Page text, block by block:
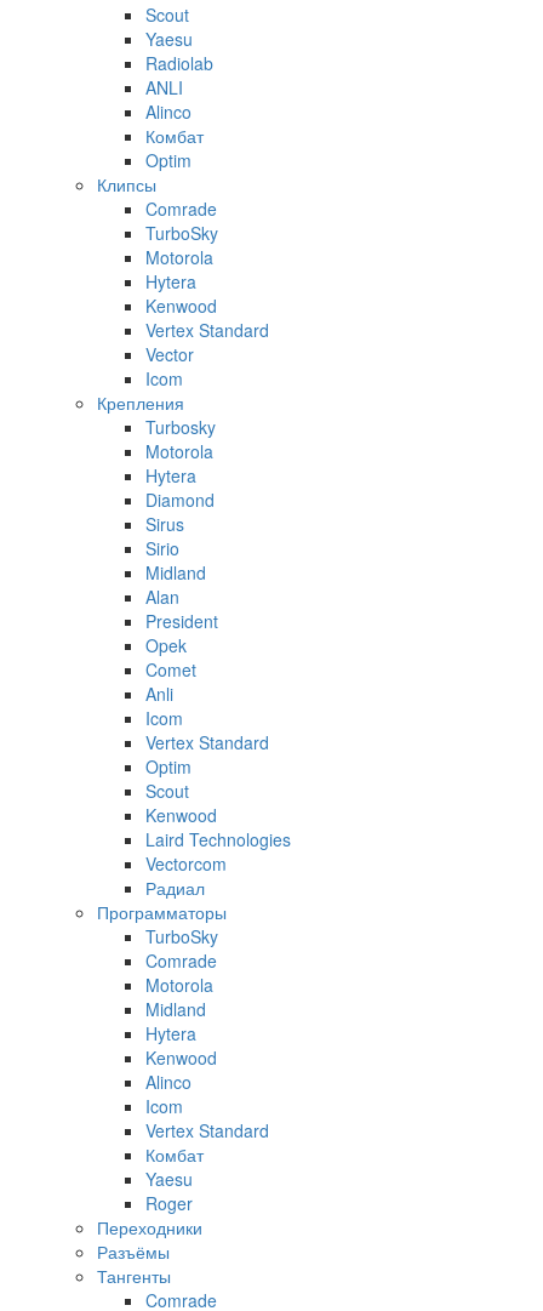
Scout
Yaesu
Radiolab
ANLI
Alinco
Комбат
Optim
Клипсы
Comrade
TurboSky
Motorola
Hytera
Kenwood
Vertex Standard
Vector
Icom
Крепления
Turbosky
Motorola
Hytera
Diamond
Sirus
Sirio
Midland
Alan
President
Opek
Comet
Anli
Icom
Vertex Standard
Optim
Scout
Kenwood
Laird Technologies
Vectorcom
Радиал
Программаторы
TurboSky
Comrade
Motorola
Midland
Hytera
Kenwood
Alinco
Icom
Vertex Standard
Комбат
Yaesu
Roger
Переходники
Разъёмы
Тангенты
Comrade